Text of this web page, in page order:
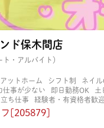
ド保木間店
・アルバイト）
アットホーム シフト制 ネイル
仕事が少ない 即日勤務OK 土
立ち仕事 経験者・有資格者歓迎
由 髪色自由
[205879]